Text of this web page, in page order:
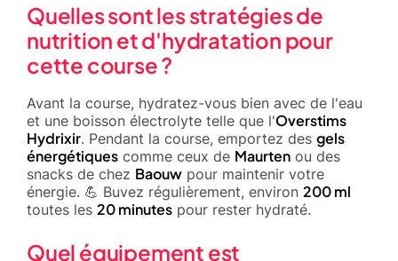
Quelles sont les stratégies de
nutrition et d'hydratation pour
cette course ?
Avant la course, hydratez-vous bien avec de l'eau
et une boisson électrolyte telle que l'Overstims
Hydrixir. Pendant la course, emportez des gels
énergétiques comme ceux de Maurten ou des
snacks de chez Baouw pour maintenir votre
énergie. 💪 Buvez régulièrement, environ 200 ml
toutes les 20 minutes pour rester hydraté.
Quel équipement est